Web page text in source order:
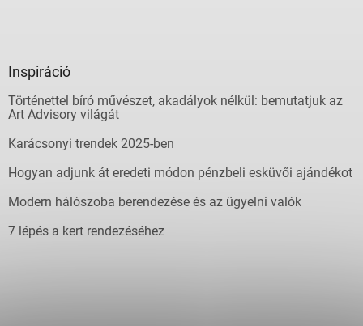
Inspiráció
Történettel bíró művészet, akadályok nélkül: bemutatjuk az
Art Advisory világát
Karácsonyi trendek 2025-ben
Hogyan adjunk át eredeti módon pénzbeli esküvői ajándékot
Modern hálószoba berendezése és az ügyelni valók
7 lépés a kert rendezéséhez